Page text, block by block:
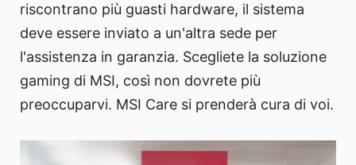
riscontrano più guasti hardware, il sistema
deve essere inviato a un'altra sede per
l'assistenza in garanzia. Scegliete la soluzione
gaming di MSI, così non dovrete più
preoccuparvi. MSI Care si prenderà cura di voi.